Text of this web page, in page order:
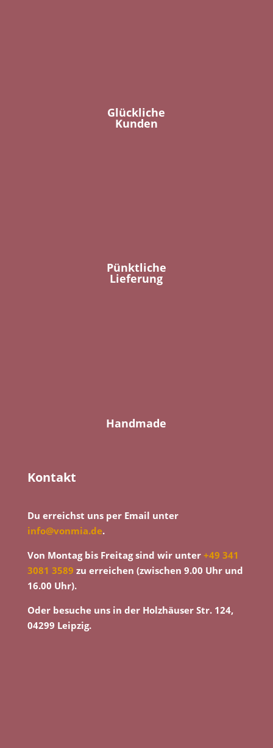
Glückliche
Kunden
Pünktliche
Lieferung
Handmade
Kontakt
Du erreichst uns per Email unter
info@vonmia.de.
Von Montag bis Freitag sind wir unter +49 341
3081 3589 zu erreichen (zwischen 9.00 Uhr und
16.00 Uhr).
Oder besuche uns in der Holzhäuser Str. 124,
04299 Leipzig.